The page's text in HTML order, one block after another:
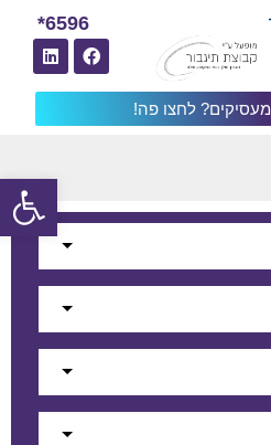
מעסיקים? לחצו פה!
6596*